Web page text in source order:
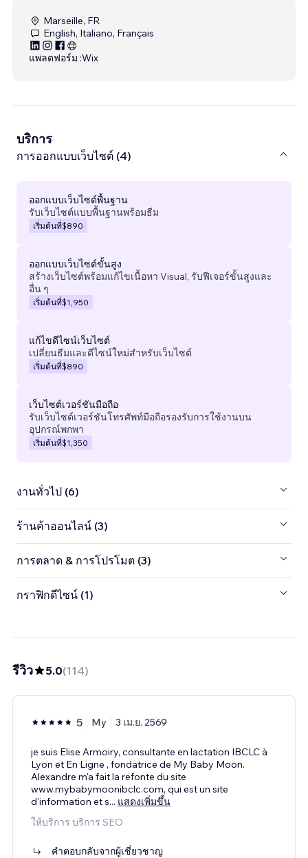
Marseille, FR
English, Italiano, Français
แพลตฟอร์ม :Wix
บริการ
การออกแบบเว็บไซต์ (4)
ออกแบบเว็บไซต์พื้นฐาน
รับเว็บไซต์แบบพื้นฐานพร้อมธีม
เริ่มต้นที่$890
ออกแบบเว็บไซต์ขั้นสูง
สร้างเว็บไซต์พร้อมแก้ไขเนื้อหา Visual, รับฟีเจอร์ขั้นสูงและ
อื่น ๆ
เริ่มต้นที่$1,950
แก้ไขดีไซน์เว็บไซต์
เปลี่ยนธีมและดีไซน์ใหม่สำหรับเว็บไซต์
เริ่มต้นที่$890
เว็บไซต์เวอร์ชันมือถือ
รับเว็บไซต์เวอร์ชันโทรศัพท์มือถือรองรับการใช้งานบน
อุปกรณ์พกพา
เริ่มต้นที่$1,350
งานทั่วไป (6)
ร้านค้าออนไลน์ (3)
การตลาด & การโปรโมต (3)
กราฟิกดีไซน์ (1)
รีวิว 5.0(114)
5 My 3 เม.ย. 2569
je suis Elise Armoiry, consultante en lactation IBCLC à
Lyon et En Ligne , fondatrice de My Baby Moon.
Alexandre m'a fait la refonte du site
www.mybabymoonibclc.com, qui est un site
d'information et s... แสดงเพิ่มขึ้น
ให้บริการ บริการ SEO
คำตอบกลับจากผู้เชี่ยวชาญ